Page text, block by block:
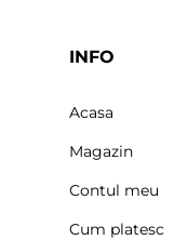
INFO
Acasa
Magazin
Contul meu
Cum platesc